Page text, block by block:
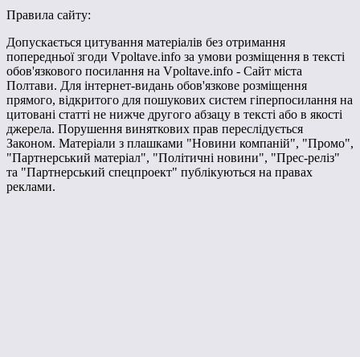
Правила сайту:
Допускається цитування матеріалів без отримання
попередньої згоди Vpoltave.info за умови розміщення в тексті
обов'язкового посилання на Vpoltave.info - Сайт міста
Полтави. Для інтернет-видань обов'язкове розміщення
прямого, відкритого для пошукових систем гіперпосилання на
цитовані статті не нижче другого абзацу в тексті або в якості
джерела. Порушення виняткових прав переслідується
Законом. Матеріали з плашками "Новини компаній", "Промо",
"Партнерський матеріал", "Політичні новини", "Прес-реліз"
та "Партнерський спецпроект" публікуються на правах
реклами.